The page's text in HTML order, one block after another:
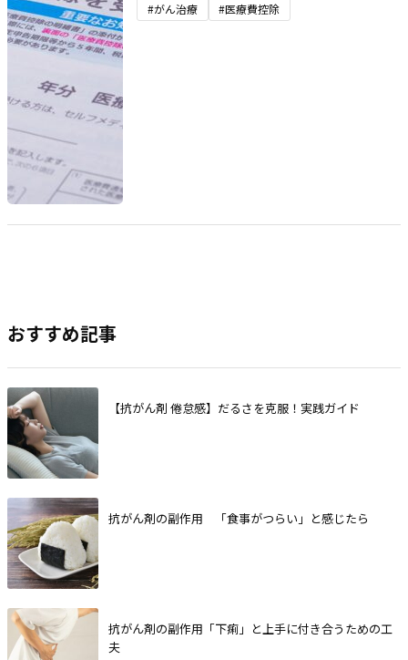
#がん治療 #医療費控除
おすすめ記事
【抗がん剤 倦怠感】だるさを克服！実践ガイド
抗がん剤の副作用 「食事がつらい」と感じたら
抗がん剤の副作用「下痢」と上手に付き合うための工
夫